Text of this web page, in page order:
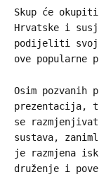
Skup će
Hrvatske i
podijeliti
ove popularne
Osim
prezentacija,
se
sustava,
je razmjena
druženje i